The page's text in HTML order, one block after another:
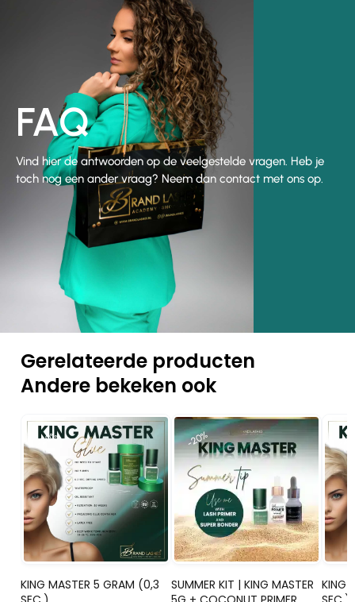
FAQ
Vind hier de antwoorden op de veelgestelde vragen. Heb je
toch nog een ander vraag? Neem dan contact met ons op.
Gerelateerde producten
Andere bekeken ook
-20%
KING MASTER 5 GRAM (0,3
-20%
SUMMER KIT | KING MASTER
-
KING